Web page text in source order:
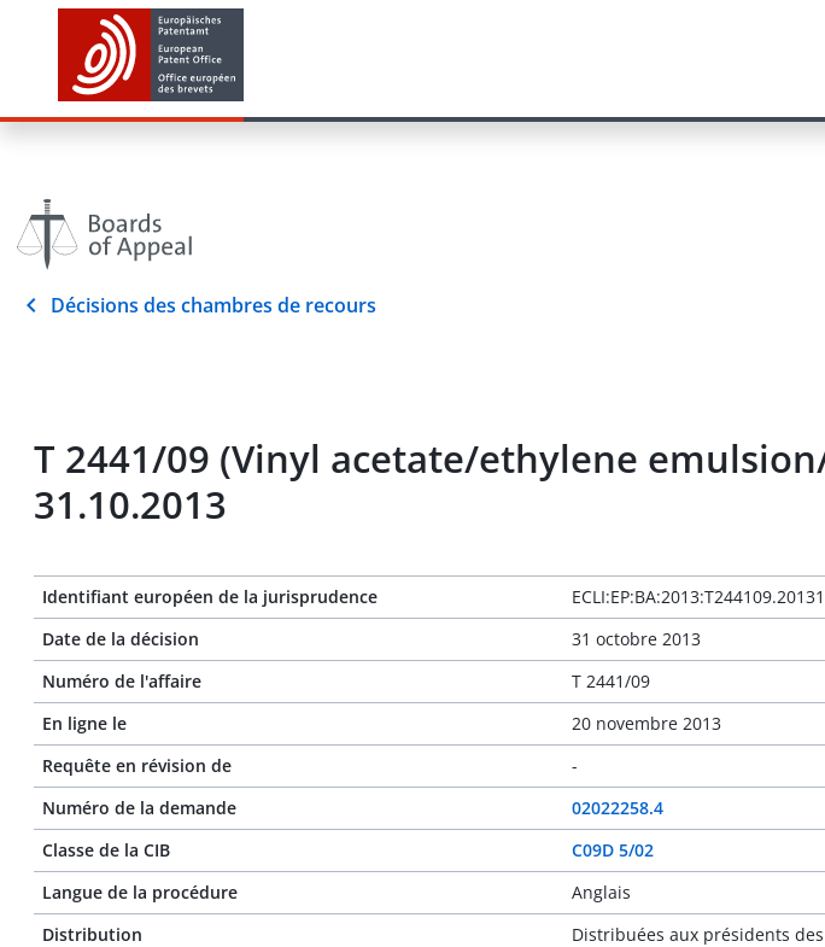
Décisions des chambres de recours
T 2441/09 (Vinyl acetate/ethylene emulsion/
31.10.2013
Identifiant européen de la jurisprudence
Date de la décision
31 octobre 2013
Numéro de l'affaire
T 2441/09
En ligne le
20 novembre 2013
Requête en révision de
-
Numéro de la demande
02022258.4
Classe de la CIB
C09D 5/02
Langue de la procédure
Anglais
Distribution
Distribuées aux présidents